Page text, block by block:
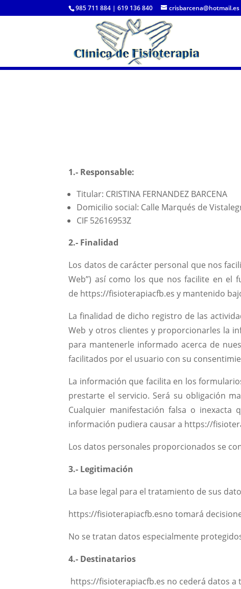
985 711 884 | 619 136 840 crisbarcena@hotmail.es
1.- Responsable:
Titular: CRISTINA FERNANDEZ BARCENA
Domicilio social: Calle Marqués de
CIF 52616953Z
2.- Finalidad
Los datos de carácter personal que nos
Web”) así como los que nos facilite en
de https://fisioterapiacfb.es y mantenido
La finalidad de dicho registro de las
Web y otros clientes y proporcionarles la
para mantenerle informado acerca de
facilitados por el usuario con su
La información que facilita en los
prestarte el servicio. Será su obligación
Cualquier manifestación falsa o
información pudiera causar a https://
Los datos personales proporcionados se
3.- Legitimación
La base legal para el tratamiento de sus
https://fisioterapiacfb.esno tomará
No se tratan datos especialmente
4.- Destinatarios
https://fisioterapiacfb.es no cederá datos a